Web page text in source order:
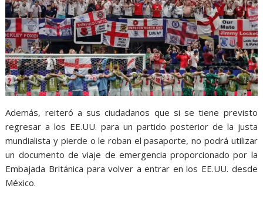
Además, reiteró a sus ciudadanos que si se tiene previsto
regresar a los EE.UU. para un partido posterior de la justa
mundialista y pierde o le roban el pasaporte, no podrá utilizar
un documento de viaje de emergencia proporcionado por la
Embajada Británica para volver a entrar en los EE.UU. desde
México.